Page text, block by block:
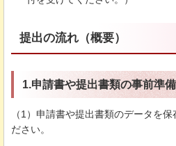
提出の流れ（概要）
1.申請書や提出書類の事前準備
（1）申請書や提出書類のデータを
ださい。